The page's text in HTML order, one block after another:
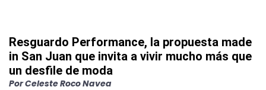
Resguardo Performance, la propuesta made
in San Juan que invita a vivir mucho más que
un desfile de moda
PorCeleste Roco Navea